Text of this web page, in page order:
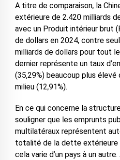
A titre de comparaison, la
extérieure de 2.420 milliards
avec un Produit intérieur brut
de dollars en 2024, contre
milliards de dollars pour tout
dernier représente un taux
(35,29%) beaucoup plus élevé
milieu (12,91%).
En ce qui concerne la
souligner que les emprunts
multilatéraux représentent
totalité de la dette extérieure
cela varie d’un pays à un